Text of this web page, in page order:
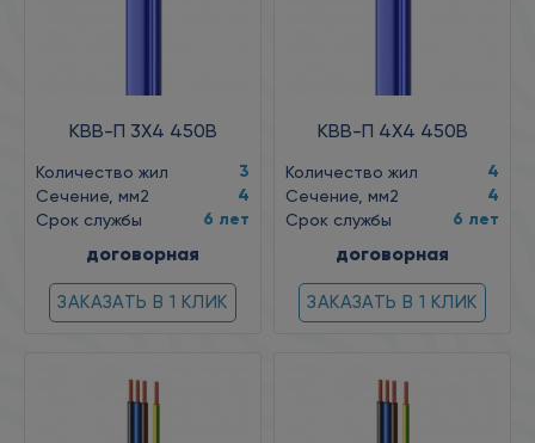
КВВ-П 3X4 450В
Количество жил 3
Сечение, мм2 4
Срок службы 6 лет
договорная
ЗАКАЗАТЬ В 1 КЛИК
КВВ-П 4X4 450В
Количество жил 4
Сечение, мм2 4
Срок службы 6 лет
договорная
ЗАКАЗАТЬ В 1 КЛИК